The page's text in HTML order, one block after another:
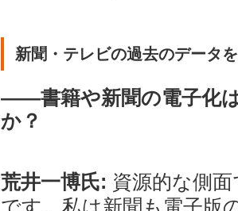
新聞・テレビの過去のデータ
――書籍や新聞の電子化
か？
荒井一博氏: 資源的な側
です。私は新聞も電子版